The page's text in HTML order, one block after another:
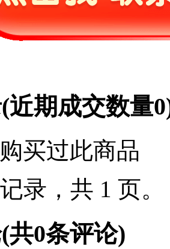
(近期成交数量0
买过此商品
录，共 1 页。
(共0条评论)